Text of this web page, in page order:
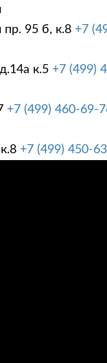
пр. 95 б, к.8 +7
к.5 +7 (499)
+7 (499) 460-69-
+7 (499) 450-